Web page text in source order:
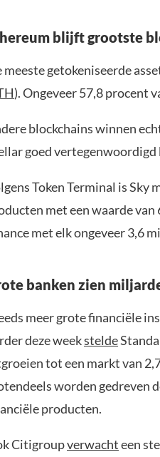
blijft grootste
meeste getokeniseerde
). Ongeveer 57,8 procent
blockchains winnen
goed vertegenwoordigd
Token Terminal is
met een waarde
met elk ongeveer 3,6
banken zien
meer grote financiële
deze weekstelde
tot een markt van
worden gedreven
producten.
Citigroupverwachteen